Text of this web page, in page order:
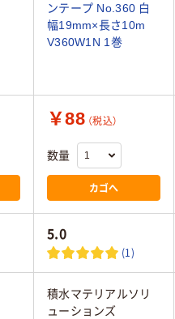
ンテープ No.360 白
幅19mm×長さ10m
V360W1N 1巻
￥88 （税込）
数量
カゴへ
5.0
(1)
積水マテリアルソリ
ューションズ